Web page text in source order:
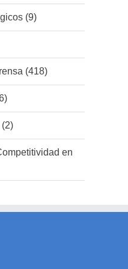
(9)
(418)
en